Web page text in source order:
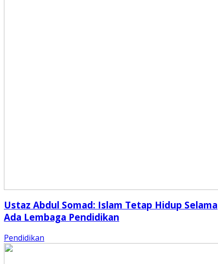
Ustaz Abdul Somad: Islam Tetap Hidup Selama
Ada Lembaga Pendidikan
Pendidikan